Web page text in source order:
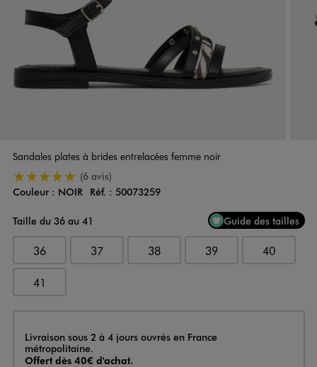
Sandales plates à brides entrelacées femme noir
5/5 de moyenne(6 avis)
Couleur
Couleur : NOIR Réf. : 50073259
Taille du 36 au 41
Guide des tailles
36 37 38 39 40
41
Livraison
Livraison sous 2 à 4 jours ouvrés en France
métropolitaine.
Offert dès 40€ d'achat.